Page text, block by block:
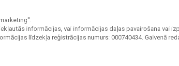
informācijas, vai informācijas daļas pavairošana vai
līdzekļa reģistrācijas numurs: 000740434. Galvenā